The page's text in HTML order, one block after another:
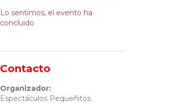
Lo sentimos, el evento ha
concluido
Contacto
Organizador:
Espectáculos Pequeñitos